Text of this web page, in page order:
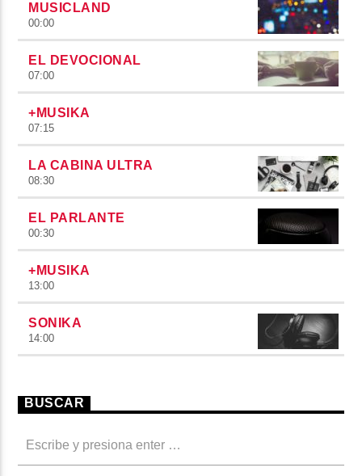
MUSICLAND
00:00
EL DEVOCIONAL
07:00
+MUSIKA
07:15
LA CABINA ULTRA
08:30
EL PARLANTE
00:30
+MUSIKA
13:00
SONIKA
14:00
BUSCAR